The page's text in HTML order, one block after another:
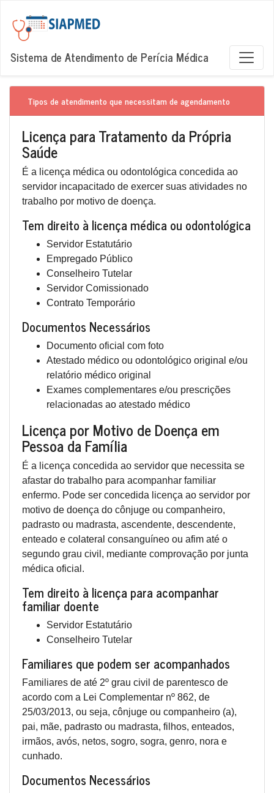
Sistema de Atendimento de Perícia Médica
Tipos de atendimento que necessitam de agendamento
Licença para Tratamento da Própria
Saúde
É a licença médica ou odontológica concedida ao
servidor incapacitado de exercer suas atividades no
trabalho por motivo de doença.
Tem direito à licença médica ou odontológica
Servidor Estatutário
Empregado Público
Conselheiro Tutelar
Servidor Comissionado
Contrato Temporário
Documentos Necessários
Documento oficial com foto
Atestado médico ou odontológico original e/ou
relatório médico original
Exames complementares e/ou prescrições
relacionadas ao atestado médico
Licença por Motivo de Doença em
Pessoa da Família
É a licença concedida ao servidor que necessita se
afastar do trabalho para acompanhar familiar
enfermo. Pode ser concedida licença ao servidor por
motivo de doença do cônjuge ou companheiro,
padrasto ou madrasta, ascendente, descendente,
enteado e colateral consanguíneo ou afim até o
segundo grau civil, mediante comprovação por junta
médica oficial.
Tem direito à licença para acompanhar
familiar doente
Servidor Estatutário
Conselheiro Tutelar
Familiares que podem ser acompanhados
Familiares de até 2º grau civil de parentesco de
acordo com a Lei Complementar nº 862, de
25/03/2013, ou seja, cônjuge ou companheiro (a),
pai, mãe, padrasto ou madrasta, filhos, enteados,
irmãos, avós, netos, sogro, sogra, genro, nora e
cunhado.
Documentos Necessários